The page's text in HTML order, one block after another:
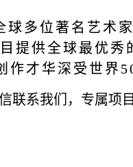
球多位著名艺术
提供全球最优秀
作才华深受世界
联系我们，专属项